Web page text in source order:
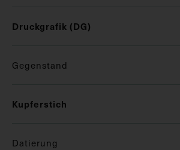
Druckgrafik (DG)
Gegenstand
Kupferstich
Datierung